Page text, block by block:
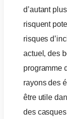
d’autant
risquent
risques
actuel, des
programme
rayons des
être utile
des